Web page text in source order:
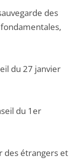
des
du 27 janvier
du 1er
des étrangers et